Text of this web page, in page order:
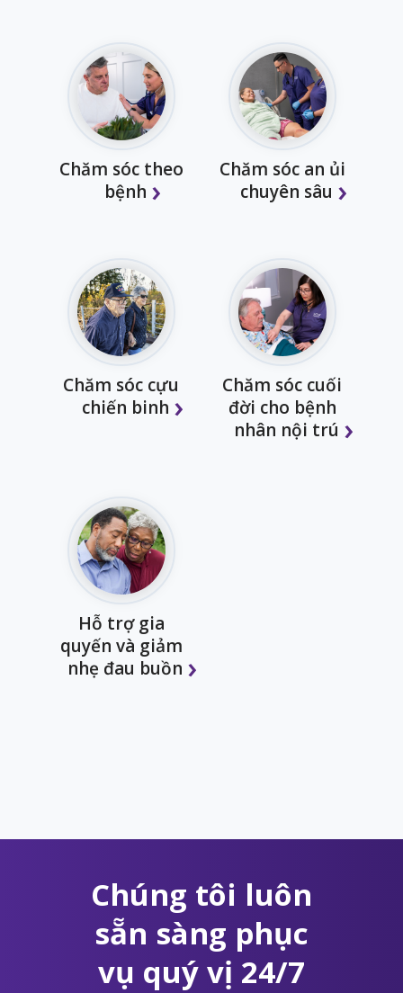
Chăm sóc theo
bệnh
Chăm sóc an ủi
chuyên sâu
Chăm sóc cựu
chiến binh
Chăm sóc cuối
đời cho bệnh
nhân nội trú
Hỗ trợ gia
quyến và giảm
nhẹ đau buồn
Chúng tôi luôn
sẵn sàng phục
vụ quý vị 24/7